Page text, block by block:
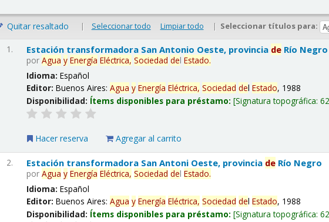
Quitar resaltado | Seleccionar todo Limpiar todo | Seleccionar títulos para:
1. Estación transformadora San Antonio Oeste, provincia de Río Negro
porAgua y Energía Eléctrica, Sociedad delEstado.
Idioma:Español
Editor:Buenos Aires:Agua y Energía Eléctrica, Sociedad delEstado, 1988
Disponibilidad: Ítems disponibles para préstamo: Signatura topográfica:
Hacer reserva Agregar al carrito
2. Estación transformadora San Antoni Oeste, provincia de Río Negro
porAgua y Energía Eléctrica, Sociedad delEstado.
Idioma:Español
Editor:Buenos Aires:Agua y Energía Eléctrica, Sociedad delEstado, 1988
Disponibilidad: Ítems disponibles para préstamo: Signatura topográfica: